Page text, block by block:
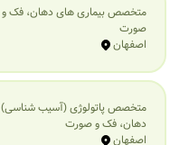
متخصص بیماری‌ های دهان، فک و
صورت
اصفهان
متخصص پاتولوژی (آسیب شناسی)
دهان، فک و صورت
اصفهان